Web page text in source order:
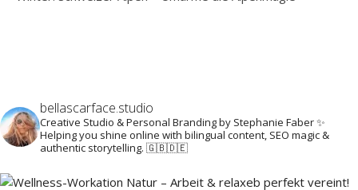
bellascarface.studio
Creative Studio & Personal Branding by Stephanie Faber ✨
Helping you shine online with bilingual content, SEO magic &
authentic storytelling. 🇬🇧🇩🇪